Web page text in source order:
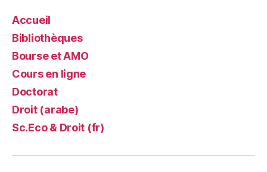
Accueil
Bibliothèques
Bourse et AMO
Cours en ligne
Doctorat
Droit (arabe)
Sc.Eco & Droit (fr)